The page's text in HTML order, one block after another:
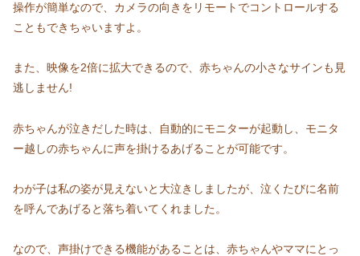
操作が簡単なので、カメラの向きをリモートでコントロールする
こともできちゃいますよ。
また、映像を2倍に拡大できるので、赤ちゃんの小さなサインも見
逃しません!
赤ちゃんが泣きだした時は、自動的にモニターが起動し、モニタ
ー越しの赤ちゃんに声を掛けるあげることが可能です。
わが子は私の姿が見えないと大泣きしましたが、泣くたびに名前
を呼んであげると落ち着いてくれました。
なので、声掛けできる機能があることは、赤ちゃんやママにとっ